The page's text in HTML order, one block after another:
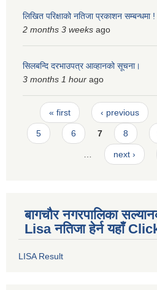
लिखित परिक्षाको नतिजा प्रकाशन सम्बन्धमा !
2 months 3 weeks ago
सिलबन्दि दरभाउपत्र आव्हानको सूचना।
3 months 1 hour ago
Pages
« first ‹ previous
5 6 7 8
… next ›
बागचौर नगरपालिका
Lisa नतिजा हेर्न यहाँ
LISA Result